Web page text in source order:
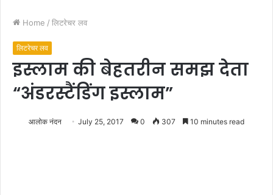
Home / लिटरेचर लव
लिटरेचर लव
इस्लाम की बेहतरीन समझ देता
“अंडरस्टैंडिंग इस्लाम”
आलोक नंदन July 25, 2017 0 307 10 minutes read